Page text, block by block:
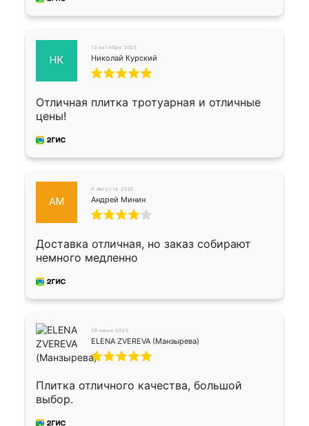
НК
13 октября 2025
Николай Курский
Отличная плитка тротуарная и отличные
цены!
АМ
4 августа 2025
Андрей Минин
Доставка отличная, но заказ собирают
немного медленно
26 июня 2025
ELENA ZVEREVA (Манзырева)
Плитка отличного качества, большой
выбор.